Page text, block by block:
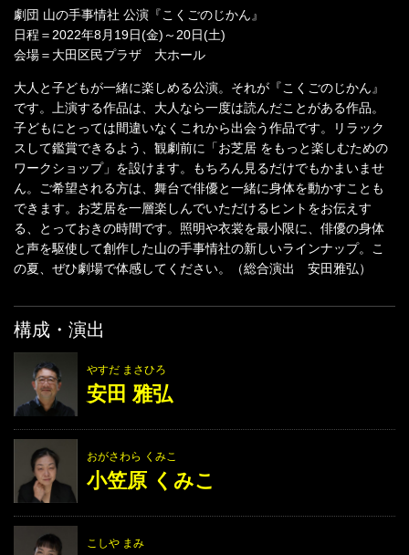
劇団 山の手事情社 公演『こくごのじかん』
日程＝2022年8月19日(金)～20日(土)
会場＝大田区民プラザ 大ホール
大人と子どもが一緒に楽しめる公演。それが『こくごのじかん』
です。上演する作品は、大人なら一度は読んだことがある作品。
子どもにとっては間違いなくこれから出会う作品です。リラック
スして鑑賞できるよう、観劇前に「お芝居 をもっと楽しむための
ワークショップ」を設けます。もちろん見るだけでもかまいませ
ん。ご希望される方は、舞台で俳優と一緒に身体を動かすことも
できます。お芝居を一層楽しんでいただけるヒントをお伝えす
る、とっておきの時間です。照明や衣裳を最小限に、俳優の身体
と声を駆使して創作した山の手事情社の新しいラインナップ。こ
の夏、ぜひ劇場で体感してください。（総合演出 安田雅弘）
構成・演出
やすだ まさひろ
安田 雅弘
おがさわら くみこ
小笠原 くみこ
こしや まみ